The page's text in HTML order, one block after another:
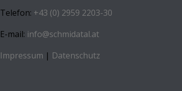
Telefon: +43 (0) 2959 2203-30
E-mail: info@schmidatal.at
Impressum | Datenschutz